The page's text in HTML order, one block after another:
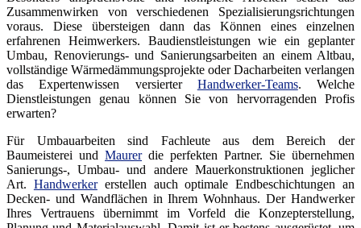
Zusammenwirken von verschiedenen Spezialisierungsrichtungen
voraus. Diese übersteigen dann das Können eines einzelnen
erfahrenen Heimwerkers. Baudienstleistungen wie ein geplanter
Umbau, Renovierungs- und Sanierungsarbeiten an einem Altbau,
vollständige Wärmedämmungsprojekte oder Dacharbeiten verlangen
das Expertenwissen versierter Handwerker-Teams. Welche
Dienstleistungen genau können Sie von hervorragenden Profis
erwarten?
Für Umbauarbeiten sind Fachleute aus dem Bereich der
Baumeisterei und Maurerdie perfekten Partner. Sie übernehmen
Sanierungs-, Umbau- und andere Mauerkonstruktionen jeglicher
Art. Handwerkererstellen auch optimale Endbeschichtungen an
Decken- und Wandflächen in Ihrem Wohnhaus. Der Handwerker
Ihres Vertrauens übernimmt im Vorfeld die Konzepterstellung,